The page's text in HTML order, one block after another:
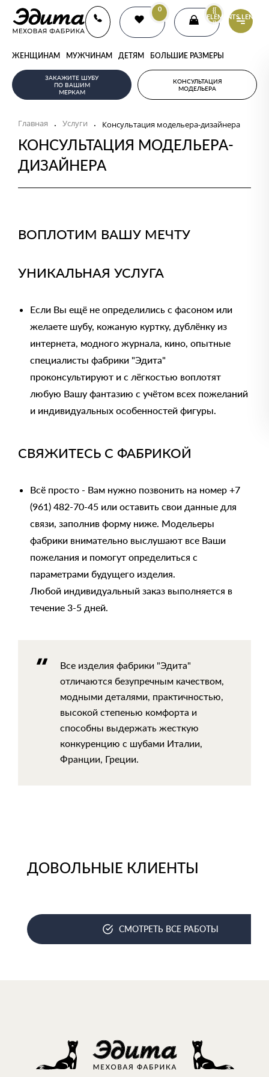
0
{{
ELEMENTS.LENGTH
}}
ЖЕНЩИНАМ МУЖЧИНАМ ДЕТЯМ БОЛЬШИЕ РАЗМЕРЫ
ЗАКАЖИТЕ ШУБУ
ПО ВАШИМ
МЕРКАМ
КОНСУЛЬТАЦИЯ
МОДЕЛЬЕРА
Главная . Услуги . Консультация модельера-дизайнера
КОНСУЛЬТАЦИЯ МОДЕЛЬЕРА-
ДИЗАЙНЕРА
ВОПЛОТИМ ВАШУ МЕЧТУ
УНИКАЛЬНАЯ УСЛУГА
Если Вы ещё не определились с фасоном или
желаете шубу, кожаную куртку, дублёнку из
интернета, модного журнала, кино, опытные
специалисты фабрики "Эдита"
проконсультируют и с лёгкостью воплотят
любую Вашу фантазию с учётом всех пожеланий
и индивидуальных особенностей фигуры.
СВЯЖИТЕСЬ С ФАБРИКОЙ
Всё просто - Вам нужно позвонить на номер +7
(961) 482-70-45 или оставить свои данные для
связи, заполнив форму ниже. Модельеры
фабрики внимательно выслушают все Ваши
пожелания и помогут определиться с
параметрами будущего изделия.
Любой индивидуальный заказ выполняется в
течение 3-5 дней.
Все изделия фабрики "Эдита"
отличаются безупречным качеством,
модными деталями, практичностью,
высокой степенью комфорта и
способны выдержать жесткую
конкуренцию с шубами Италии,
Франции, Греции.
ДОВОЛЬНЫЕ КЛИЕНТЫ
СМОТРЕТЬ ВСЕ РАБОТЫ